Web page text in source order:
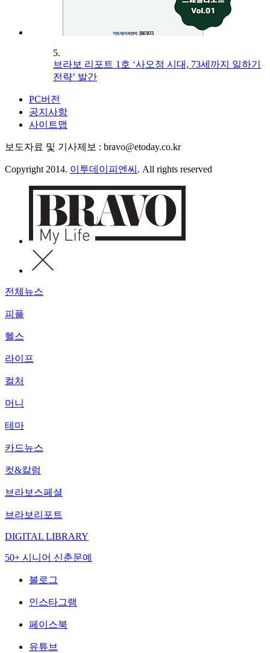
5.
브라보 리포트 1호 ‘사오정 시대, 73세까지 일하기
전략’ 발간
PC버전
공지사항
사이트맵
보도자료 및 기사제보 : bravo@etoday.co.kr
Copyright 2014. 이투데이피엔씨 . All rights reserved
전체뉴스
피플
헬스
라이프
컬처
머니
테마
카드뉴스
컷&칼럼
브라보스페셜
브라보리포트
DIGITAL LIBRARY
50+ 시니어 신춘문예
블로그
인스타그램
페이스북
유튜브